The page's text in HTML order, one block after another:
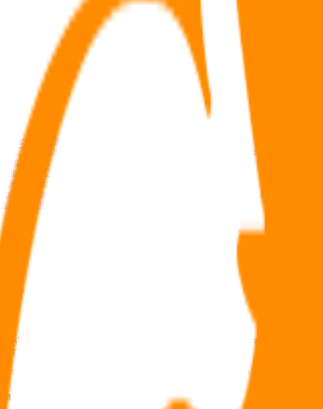
de mon contrat d’assurance vie ?
27 septembre 2017 en assurance vie ou sur un contrat de capitalisation ?
2017 ?
du 27 septembre 2017 ?
obligatoire ?
sociaux sont prélevés chaque année. Dois-je payer la Flat Tax à 30 % en plus ?
non résident fiscal ?
taux unique ? Que comprend le prélèvement forfaitaire unique (PFU) ? LINXEA
de 30 % prélevé sur les revenus de l’épargne. Elle remplace l’imposition au
inférieur à la première tranche de l’impôt sur le revenu (14 %). Les prélèvements
vie ?